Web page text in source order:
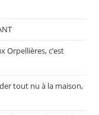
Orpellières, c’est
tout nu à la maison,